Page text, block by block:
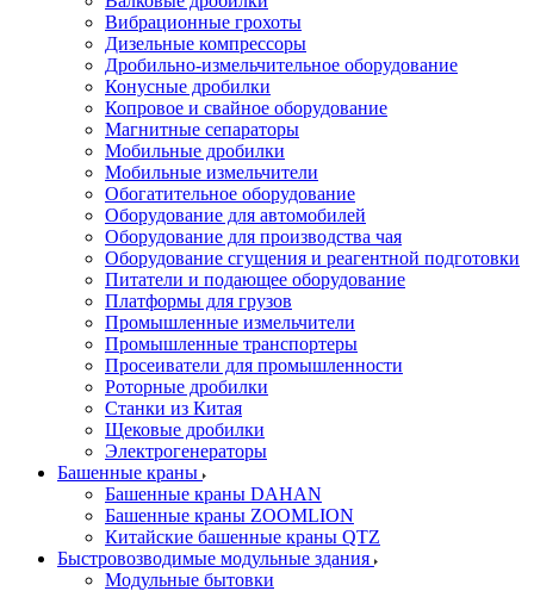
Вибрационные грохоты
Дизельные компрессоры
Дробильно-измельчительное оборудование
Конусные дробилки
Копровое и свайное оборудование
Магнитные сепараторы
Мобильные дробилки
Мобильные измельчители
Обогатительное оборудование
Оборудование для автомобилей
Оборудование для производства чая
Оборудование сгущения и реагентной подготовки
Питатели и подающее оборудование
Платформы для грузов
Промышленные измельчители
Промышленные транспортеры
Просеиватели для промышленности
Роторные дробилки
Станки из Китая
Щековые дробилки
Электрогенераторы
Башенные краны
Башенные краны DAHAN
Башенные краны ZOOMLION
Китайские башенные краны QTZ
Быстровозводимые модульные здания
Модульные бытовки